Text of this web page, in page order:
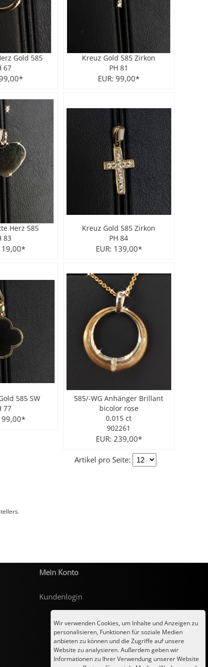
Wir verwenden Cookies, um Inhalte und Anzeigen zu
personalisieren, Funktionen für soziale Medien
anbieten zu können und die Zugriffe auf unsere
Website zu analysieren. Außerdem geben wir
Informationen zu Ihrer Verwendung unserer Website
Gold 585
67
Kreuz Gold 585 Zirkon
PH 81
EUR: 99,00*
Herz 585
83
Kreuz Gold 585 Zirkon
PH 84
EUR: 139,00*
585 SW
77
585/-WG Anhänger Brillant
bicolor rose
0,015 ct
902261
EUR: 239,00*
Artikel pro Seite:
Mein Konto
Kundenlogin